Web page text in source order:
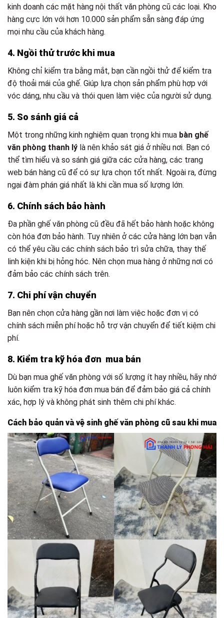
kinh doanh các mặt hàng nội thất văn phòng cũ các loại. Kho
hàng cực lớn với hơn 10.000 sản phẩm sẵn sàng đáp ứng
mọi nhu cầu của khách hàng.
4. Ngồi thử trước khi mua
Không chỉ kiểm tra bằng mắt, bạn cần ngồi thử để kiểm tra
độ thoải mái của ghế. Giúp lựa chọn sản phẩm phù hợp với
vóc dáng, nhu cầu và thói quen làm việc của người sử dụng.
5. So sánh giá cả
Một trong những kinh nghiệm quan trọng khi mua bàn ghế
văn phòng thanh lý là nên khảo sát giá ở nhiều nơi. Bạn có
thể tìm hiểu và so sánh giá giữa các cửa hàng, các trang
web bán hàng cũ để có sự lựa chọn tốt nhất. Ngoài ra, đừng
ngại đàm phán giá nhất là khi cần mua số lượng lớn.
6. Chính sách bảo hành
Đa phần ghế văn phòng cũ đều đã hết bảo hành hoặc không
còn hóa đơn bảo hành. Tuy nhiên ở các cửa hàng lớn bạn vẫn
có thể yêu cầu các chính sách bảo trì sửa chữa, thay thế
linh kiện khi bị hỏng hóc. Nên chọn mua hàng ở những nơi có
đảm bảo các chính sách trên.
7. Chi phí vận chuyển
Bạn nên chọn cửa hàng gần nơi làm việc hoặc đơn vị có
chính sách miễn phí hoặc hỗ trợ vận chuyển để tiết kiệm chi
phí.
8. Kiểm tra kỹ hóa đơn mua bán
Dù bạn mua ghế văn phòng với số lượng ít hay nhiều, hãy nhớ
luôn kiểm tra kỹ hóa đơn mua bán để đảm bảo giá cả chính
xác, hợp lý và không phát sinh thêm chi phí khác.
Cách bảo quản và vệ sinh ghế văn phòng cũ sau khi mua